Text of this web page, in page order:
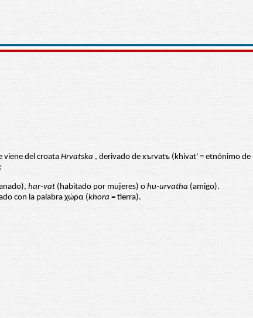
viene del croata Hrvatska , derivado de xъrvatъ (khivat' = etnónimo de
har-vat (habitado por mujeres) o hu-urvatha (amigo).
con la palabra χώρα (khora = tierra).